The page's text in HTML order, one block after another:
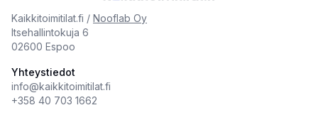
Kaikkitoimitilat.fi / Nooflab Oy
Itsehallintokuja 6
02600 Espoo
Yhteystiedot
info@kaikkitoimitilat.fi
+358 40 703 1662